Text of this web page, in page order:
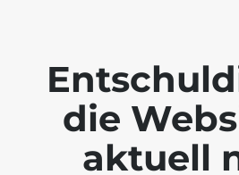
die
aktuell